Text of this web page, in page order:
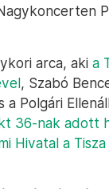
arca, aki a
, Szabó
a Polgári
36-nak adott
Hivatal a